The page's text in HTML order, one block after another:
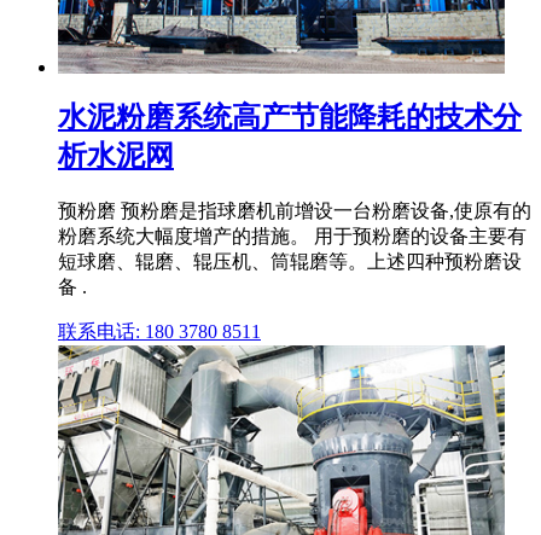
水泥粉磨系统高产节能降耗的技术分
析水泥网
预粉磨 预粉磨是指球磨机前增设一台粉磨设备,使原有的
粉磨系统大幅度增产的措施。 用于预粉磨的设备主要有
短球磨、辊磨、辊压机、筒辊磨等。上述四种预粉磨设
备 .
联系电话: 180 3780 8511